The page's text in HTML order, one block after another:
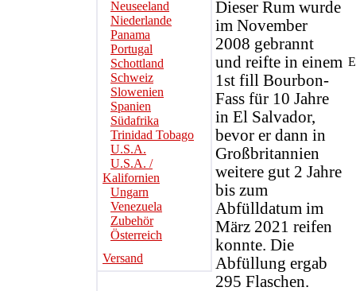
Neuseeland
Niederlande
Panama
Portugal
Schottland
Schweiz
Slowenien
Spanien
Südafrika
Trinidad Tobago
U.S.A.
U.S.A. /
Kalifornien
Ungarn
Venezuela
Zubehör
Österreich
Versand
Dieser Rum wurde
im November
2008 gebrannt
und reifte in einem
1st fill Bourbon-
Fass für 10 Jahre
in El Salvador,
bevor er dann in
Großbritannien
weitere gut 2 Jahre
bis zum
Abfülldatum im
März 2021 reifen
konnte. Die
Abfüllung ergab
295 Flaschen.